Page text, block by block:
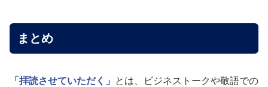
まとめ
「拝読させていただく」
とは、ビジネストークや敬語での